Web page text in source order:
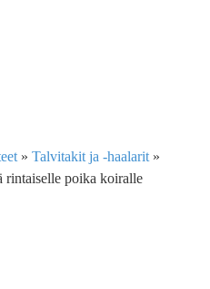
» Talvitakit ja -haalarit »
rintaiselle poika koiralle